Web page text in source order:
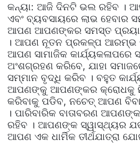
କନ୍ୟା: ଆଜି ଦିନଟି ଭଲ ରହିବ ।
ଏବଂ ବ୍ୟବସାୟରେ ଲାଭ ହେବାର
ଆପଣ ଆପଣଙ୍କର ସମସ୍ତ
। ଆପଣ ନୂତନ ପ୍ରକଳ୍ପ ଆରମ୍ଭ
ଆପଣ ସାମାଜିକ କାର୍ଯ୍ୟକଳାପରେ
ଅଂଶଗ୍ରହଣ କରିବେ, ଯାହା
ସମ୍ମାନ ବୃଦ୍ଧି କରିବ । ବହୁତ
ଆପଣଙ୍କୁ ଆପଣଙ୍କର କ୍ରୋଧକୁ
କରିବାକୁ ପଡିବ, ନଚେତ୍ ଆପଣ
। ପାରିବାରିକ ବାତାବରଣ
ରହିବ । ଆପଣଙ୍କ ସ୍ୱାସ୍ଥ୍ୟର
ଆପଣ ଏକ ଧାର୍ମିକ ତୀର୍ଥଯାତ୍ରା